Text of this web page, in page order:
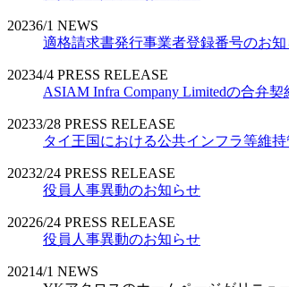
20236/1 NEWS
適格請求書発行事業者登録番号のお
20234/4 PRESS RELEASE
ASIAM Infra Company Limitedの合弁
20233/28 PRESS RELEASE
タイ王国における公共インフラ等維
20232/24 PRESS RELEASE
役員人事異動のお知らせ
20226/24 PRESS RELEASE
役員人事異動のお知らせ
20214/1 NEWS